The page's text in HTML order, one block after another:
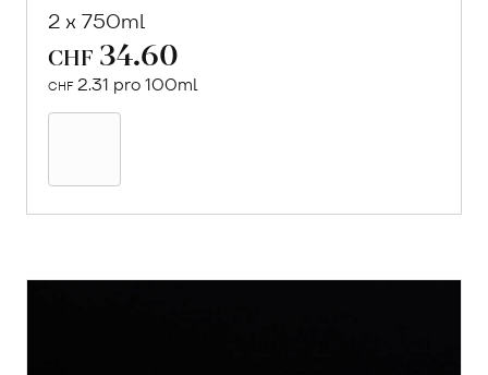
2 x 750ml
CHF 34.60
CHF 2.31 pro 100ml